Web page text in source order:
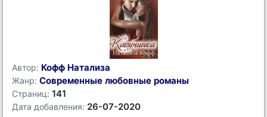
Автор: Кофф Натализа
Жанр: Современные любовные романы
Страниц: 141
Дата добавления: 26-07-2020